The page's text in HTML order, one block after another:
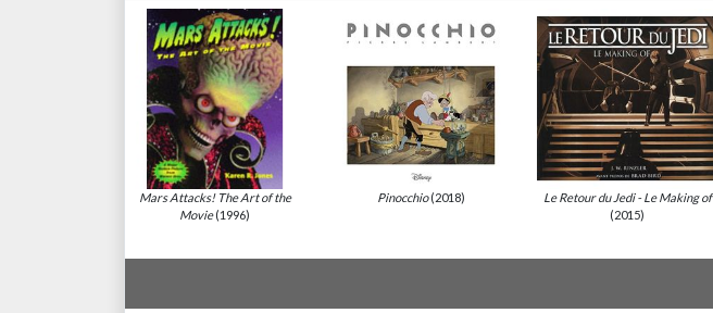
Mars Attacks! The Art of the
Movie(1996)
Pinocchio(2018)
Le Retour du Jedi - Le Making of
(2015)